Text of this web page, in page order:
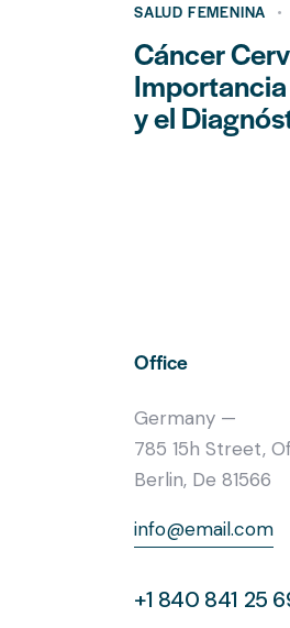
SALUD FEMENINA
Cáncer
y el
Office
Germany —
785 15h Street,
Berlin, De 81566
info@email.com
+1 840 841 25